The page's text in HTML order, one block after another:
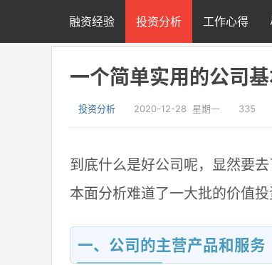
融资经验 投资分析 工作心得
一个简单实用的公司
投资分析 2020-12-28 星期一 335
到底什么是好公司呢，显然要
本面分析难道了一大批的价值
一、公司的主营产品和服务